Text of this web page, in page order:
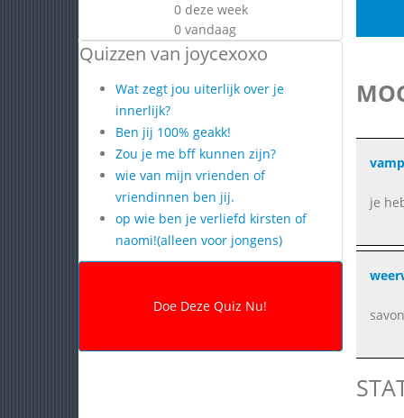
0 deze week
0 vandaag
Quizzen van joycexoxo
Wat zegt jou uiterlijk over je
innerlijk?
Ben jij 100% geakk!
Zou je me bff kunnen zijn?
wie van mijn vrienden of
vriendinnen ben jij.
op wie ben je verliefd kirsten of
naomi!(alleen voor jongens)
je